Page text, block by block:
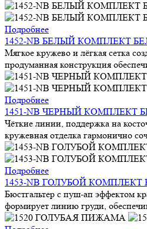
Подробнее
1452-NB БЕЛЫЙ КОМПЛЕКТ
Мягкое кружево и лёгкая сетка
продуманная конструкция
Подробнее
1451-NB ЧЕРНЫЙ КОМПЛЕКТ
Чёткие линии, поддержка на
кружевная отделка гармонично
Подробнее
1453-NB ГОЛУБОЙ КОМПЛЕКТ
Бюстгальтер с пуш-ап эффектом
формирует линию груди,